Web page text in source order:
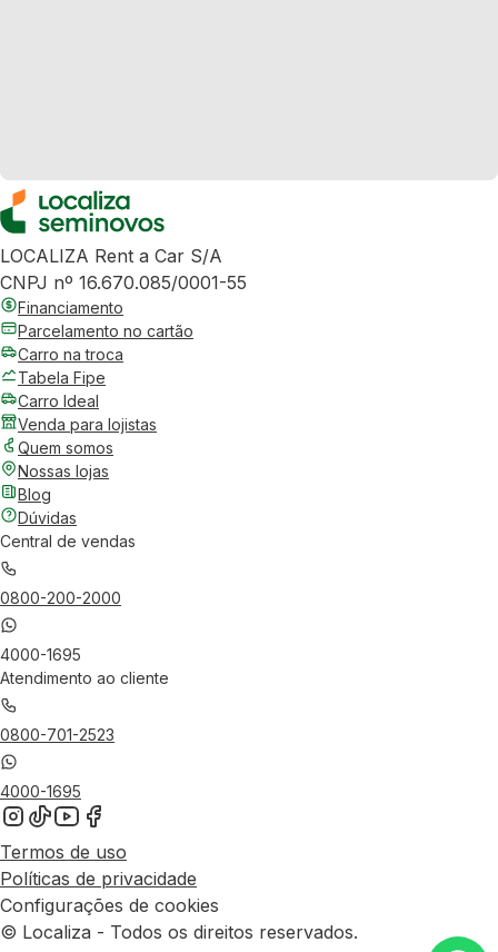
LOCALIZA Rent a Car S/A
CNPJ nº 16.670.085/0001-55
Financiamento
Parcelamento no cartão
Carro na troca
Tabela Fipe
Carro Ideal
Venda para lojistas
Quem somos
Nossas lojas
Blog
Dúvidas
Central de vendas
0800-200-2000
4000-1695
Atendimento ao cliente
0800-701-2523
4000-1695
Termos de uso
Políticas de privacidade
Configurações de cookies
© Localiza - Todos os direitos reservados.